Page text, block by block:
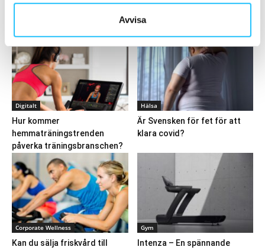
Avvisa
Digitalt
Hur kommer
hemmaträningstrenden
påverka träningsbranschen?
Hälsa
Är Svensken för fet för att
klara covid?
Corporate Wellness
Kan du sälja friskvård till
Gym
Intenza – En spännande